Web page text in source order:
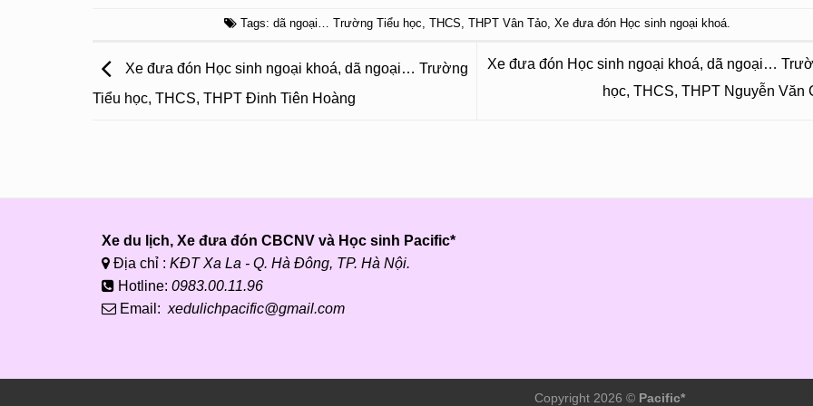
Tags: dã ngoại… Trường Tiểu học, THCS, THPT Vân Tảo, Xe đưa đón Học sinh ngoại khoá.
Xe đưa đón Học sinh ngoại khoá, dã ngoại… Trường
Tiểu học, THCS, THPT Đinh Tiên Hoàng
Xe đưa đón Học sinh ngoại khoá, dã ngoại…
học, THCS, THPT Nguyễn Văn
Xe du lịch, Xe đưa đón CBCNV và Học sinh Pacific*
Địa chỉ : KĐT Xa La - Q. Hà Đông, TP. Hà Nội.
Hotline: 0983.00.11.96
Email: xedulichpacific@gmail.com
Copyright 2026 © Pacific*